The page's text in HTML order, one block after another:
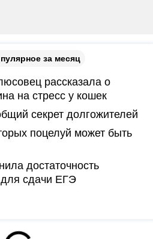
за месяц
рассказала о
на стресс у кошек
секрет долгожителей
поцелуй может быть
достаточность
сдачи ЕГЭ